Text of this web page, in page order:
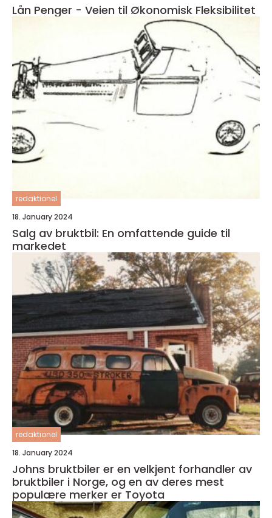
Lån Penger - Veien til Økonomisk Fleksibilitet
redaktionel
18. January 2024
Salg av bruktbil: En omfattende guide til
markedet
redaktionel
18. January 2024
Johns bruktbiler er en velkjent forhandler av
bruktbiler i Norge, og en av deres mest
populære merker er Toyota